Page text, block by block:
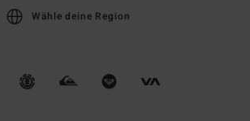
Wähle deine Region